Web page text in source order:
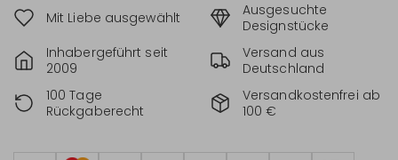
Mit Liebe ausgewählt
Ausgesuchte
Designstücke
Inhabergeführt seit
2009
Versand aus
Deutschland
100 Tage
Rückgaberecht
Versandkostenfrei ab
100 €